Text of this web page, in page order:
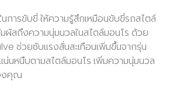
นการขับขี่ ให้ความรู้สึกเหมือนขับขี่รถสไตล์
ผัสถึงความนุ่มนวลในสไตล์มอนโร ด้วย
ช่วยซับแรงสั่นสะเทือนเพิ่มขึ้นจากรุ่น
นหนึบตามสไตล์มอนโร เพิ่มความนุ่มนวล
งคุณ